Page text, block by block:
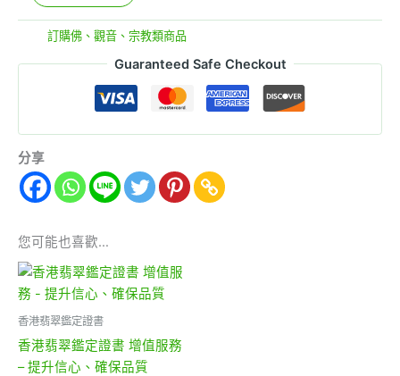
訂購佛、觀音、宗教類商品
Guaranteed Safe Checkout
分享
您可能也喜歡…
香港翡翠鑑定證書
香港翡翠鑑定證書 增值服務
– 提升信心、確保品質